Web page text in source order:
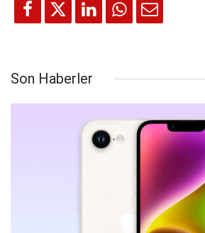
Son Haberler